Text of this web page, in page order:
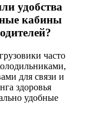
удобства
кабины
часто
для связи и
здоровья
удобные